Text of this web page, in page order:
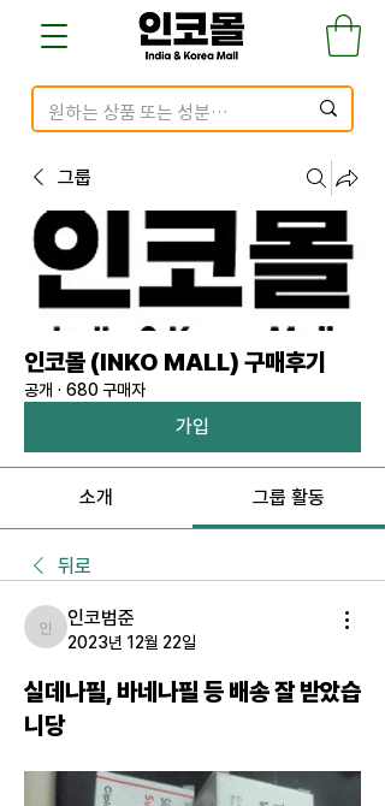
그룹
인코몰 (INKO MALL) 구매후기
공개 · 680 구매자
가입
소개 그룹 활동
뒤로
인코범준
인코범준
2023년 12월 22일
실데나필, 바네나필 등 배송 잘 받았습
니당